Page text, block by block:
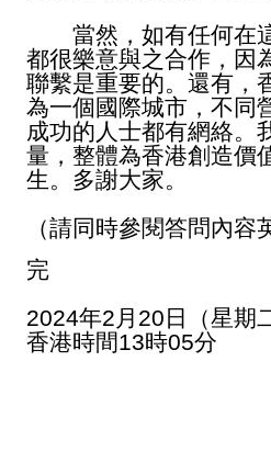
當然，如有任何在這
都很樂意與之合作，因
聯繫是重要的。還有，
為一個國際城市，不同
成功的人士都有網絡。
量，整體為香港創造價
生。多謝大家。
（請同時參閱答問內
完
2024年2月20日（星期
香港時間13時05分